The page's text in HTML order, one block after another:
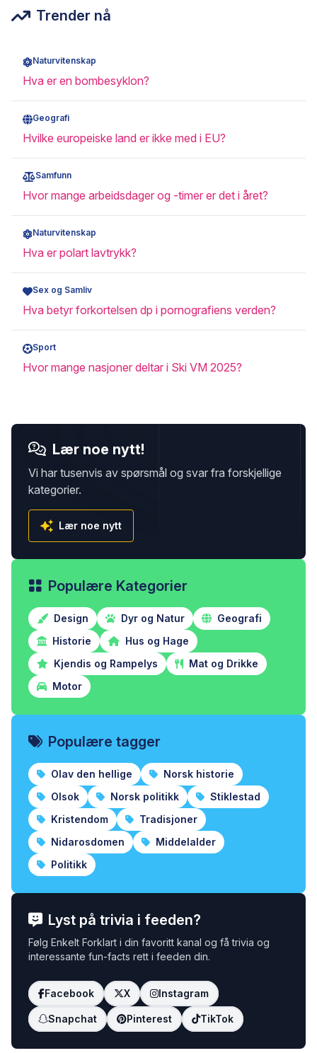
Trender nå
Naturvitenskap
Hva er en bombesyklon?
Geografi
Hvilke europeiske land er ikke med i EU?
Samfunn
Hvor mange arbeidsdager og -timer er det i året?
Naturvitenskap
Hva er polart lavtrykk?
Sex og Samliv
Hva betyr forkortelsen dp i pornografiens verden?
Sport
Hvor mange nasjoner deltar i Ski VM 2025?
Lær noe nytt!
Vi har tusenvis av spørsmål og svar fra forskjellige
kategorier.
Lær noe nytt
Populære Kategorier
Design Dyr og Natur
Geografi
Historie
Hus og Hage
Kjendis og Rampelys
Mat og Drikke
Motor
Populære tagger
Olav den hellige
Norsk historie
Olsok
Norsk politikk
Stiklestad
Kristendom
Tradisjoner
Nidarosdomen
Middelalder
Politikk
Lyst på trivia i feeden?
Følg Enkelt Forklart i din favoritt kanal og få trivia og
interessante fun-facts rett i feeden din.
Facebook X Instagram
Snapchat Pinterest TikTok